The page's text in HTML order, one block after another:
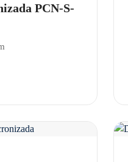
PCN-S-